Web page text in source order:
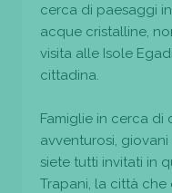
cerca di paesaggi
acque cristalline,
visita alle Isole
cittadina.
Famiglie in cerca di
avventurosi,
siete tutti invitati in
Trapani, la città che